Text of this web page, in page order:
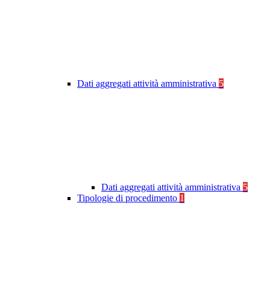
Dati aggregati attività amministrativa 5
Dati aggregati attività amministrativa 5
Tipologie di procedimento 1